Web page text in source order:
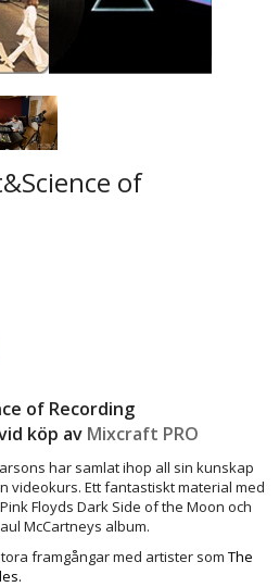
of
of Recording
köp av Mixcraft PRO
har samlat ihop all sin kunskap
videokurs. Ett fantastiskt material med
Floyds Dark Side of the Moon och
McCartneys album.
framgångar med artister som The
.